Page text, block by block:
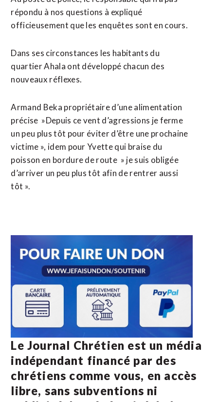
répondu à nos questions à expliqué
officieusement que les enquêtes sont en cours.
Dans ses circonstances les habitants du
quartier Ahala ont développé chacun des
nouveaux réflexes.
Armand Beka propriétaire d’une alimentation
précise »Depuis ce vent d’agressions je ferme
un peu plus tôt pour éviter d’être une prochaine
victime », idem pour Yvette qui braise du
poisson en bordure de route » je suis obligée
d’arriver un peu plus tôt afin de rentrer aussi
tôt ».
Le Journal Chrétien est un média
indépendant financé par des
chrétiens comme vous, en accès
libre, sans subventions ni